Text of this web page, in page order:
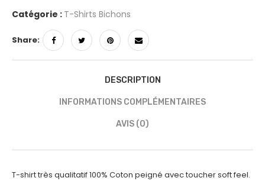
Catégorie : T-Shirts Bichons
Share:
DESCRIPTION
INFORMATIONS COMPLÉMENTAIRES
AVIS (0)
T-shirt très qualitatif 100% Coton peigné avec toucher soft feel.